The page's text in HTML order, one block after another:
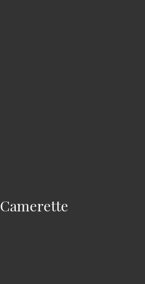
Camerette